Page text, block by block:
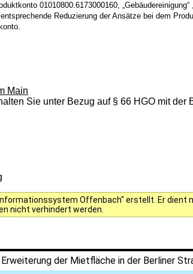
01010800.6173000160,
Reduzierung der Ansätze bei dem
Main
Sie unter Bezug auf § 66 HGO mit der
Offenbach" erstellt. Er
nicht verhindert werden.
Erweiterung der Mietfläche in der Berliner